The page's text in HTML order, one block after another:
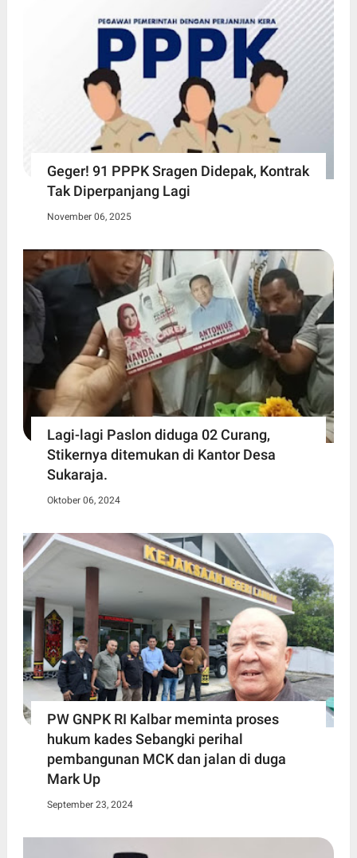
Geger! 91 PPPK Sragen Didepak, Kontrak
Tak Diperpanjang Lagi
November 06, 2025
Lagi-lagi Paslon diduga 02 Curang,
Stikernya ditemukan di Kantor Desa
Sukaraja.
Oktober 06, 2024
PW GNPK RI Kalbar meminta proses
hukum kades Sebangki perihal
pembangunan MCK dan jalan di duga
Mark Up
September 23, 2024